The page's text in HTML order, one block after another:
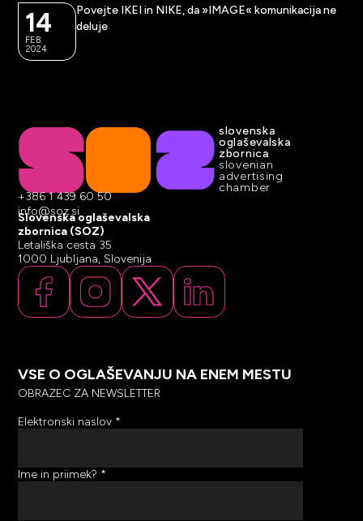
14
FEB.
2024
Povejte IKEI in NIKE, da »IMAGE« komunikacija ne
deluje
slovenska
oglaševalska
zbornica
slovenian
advertising
chamber
+386 1 439 60 50
info@soz.si
Slovenska oglaševalska
zbornica (SOZ)
Letališka cesta 35
1000 Ljubljana, Slovenija
VSE O OGLAŠEVANJU NA ENEM MESTU
OBRAZEC ZA NEWSLETTER
Elektronski naslov *
Ime in priimek? *